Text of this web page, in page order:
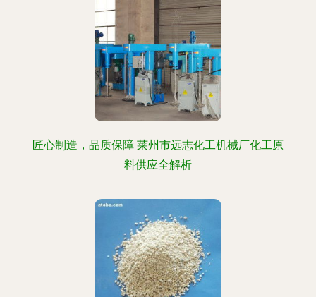
匠心制造，品质保障 莱州市远志化工机械厂化工原
料供应全解析